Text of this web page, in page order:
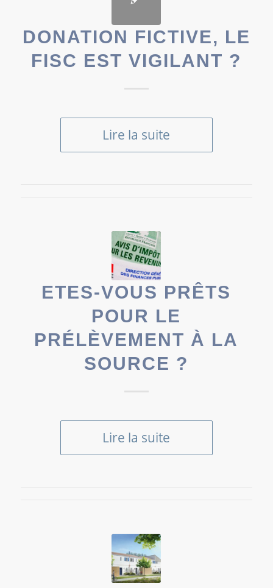
DONATION FICTIVE, LE
FISC EST VIGILANT ?
Lire la suite
ETES-VOUS PRÊTS
POUR LE
PRÉLÈVEMENT À LA
SOURCE ?
Lire la suite